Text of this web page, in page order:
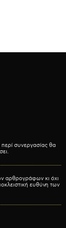
συνεργασίας θα
αρθρογράφων κι όχι
ευθύνη των